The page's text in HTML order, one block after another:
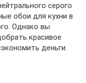
серого
обои для кухни в
Однако вы
красивое
деньги.